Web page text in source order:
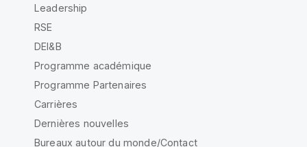
Leadership
RSE
DEI&B
Programme académique
Programme Partenaires
Carrières
Dernières nouvelles
Bureaux autour du monde/Contact